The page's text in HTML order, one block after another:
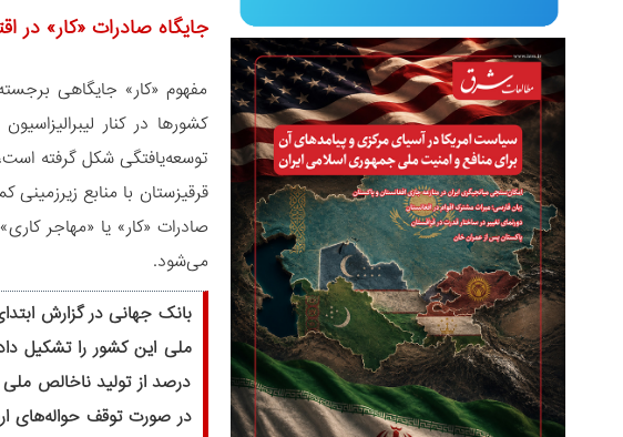
جایگاه صادرات «کار» در
مفهوم «کار» جایگاهی
کشورها در کنار
توسعه‌یافتگی شکل گرفته
قرقیزستان با منابع
صادرات «کار» یا «مهاجر
می‌شود.
درصد از تولید ناخالص